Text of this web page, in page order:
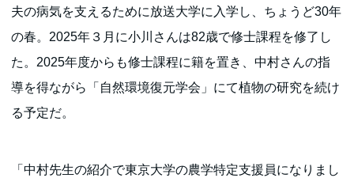
夫の病気を支えるために放送大学に入学し、ちょうど30年
の春。2025年３月に小川さんは82歳で修士課程を修了し
た。2025年度からも修士課程に籍を置き、中村さんの指
導を得ながら「自然環境復元学会」にて植物の研究を続け
る予定だ。
「中村先生の紹介で東京大学の農学特定支援員になりまし